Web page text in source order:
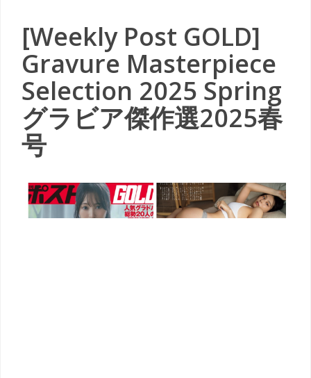
[Weekly Post GOLD]
Gravure Masterpiece
Selection 2025 Spring
グラビア傑作選2025春
号